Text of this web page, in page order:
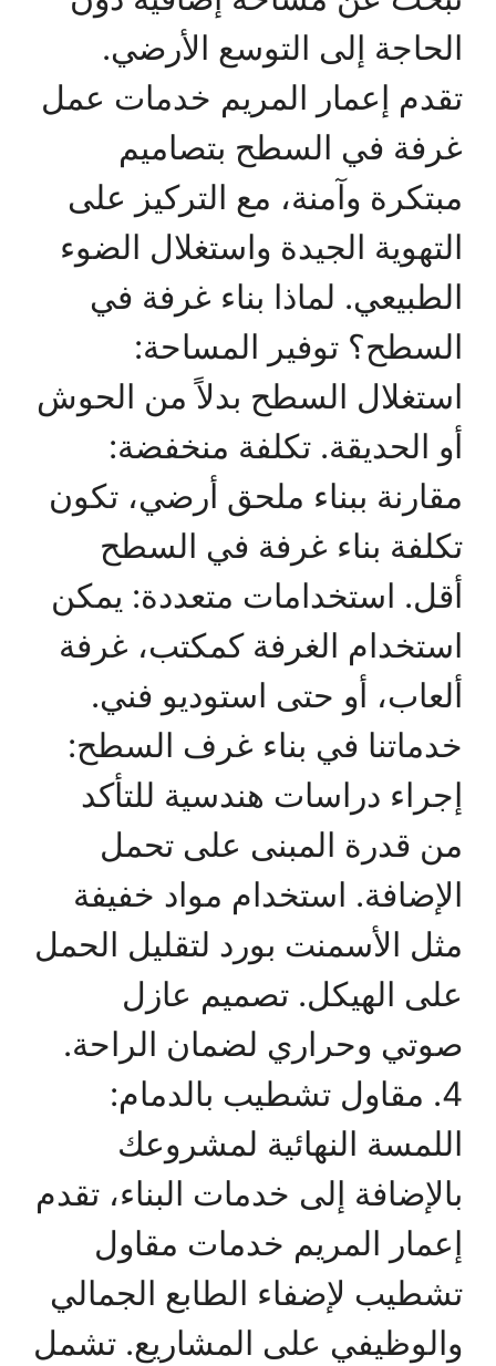
الحاجة إلى التوسع الأرضي.
تقدم إعمار المريم خدمات عمل
غرفة في السطح بتصاميم
مبتكرة وآمنة، مع التركيز على
التهوية الجيدة واستغلال الضوء
الطبيعي. لماذا بناء غرفة في
السطح؟ توفير المساحة:
استغلال السطح بدلاً من الحوش
أو الحديقة. تكلفة منخفضة:
مقارنة ببناء ملحق أرضي، تكون
تكلفة بناء غرفة في السطح
أقل. استخدامات متعددة: يمكن
استخدام الغرفة كمكتب، غرفة
ألعاب، أو حتى استوديو فني.
خدماتنا في بناء غرف السطح:
إجراء دراسات هندسية للتأكد
من قدرة المبنى على تحمل
الإضافة. استخدام مواد خفيفة
مثل الأسمنت بورد لتقليل الحمل
على الهيكل. تصميم عازل
صوتي وحراري لضمان الراحة.
4. مقاول تشطيب بالدمام:
اللمسة النهائية لمشروعك
بالإضافة إلى خدمات البناء، تقدم
إعمار المريم خدمات مقاول
تشطيب لإضفاء الطابع الجمالي
والوظيفي على المشاريع. تشمل